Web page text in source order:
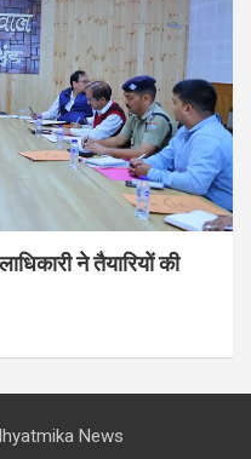
ने तैयारियों की
News